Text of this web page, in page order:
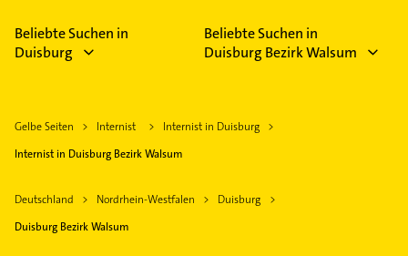
Beliebte Suchen in
Duisburg
Beliebte Suchen in
Duisburg Bezirk Walsum
Gelbe Seiten Internist
Internist in Duisburg
Internist in Duisburg Bezirk Walsum
Deutschland Nordrhein-Westfalen
Duisburg
Duisburg Bezirk Walsum